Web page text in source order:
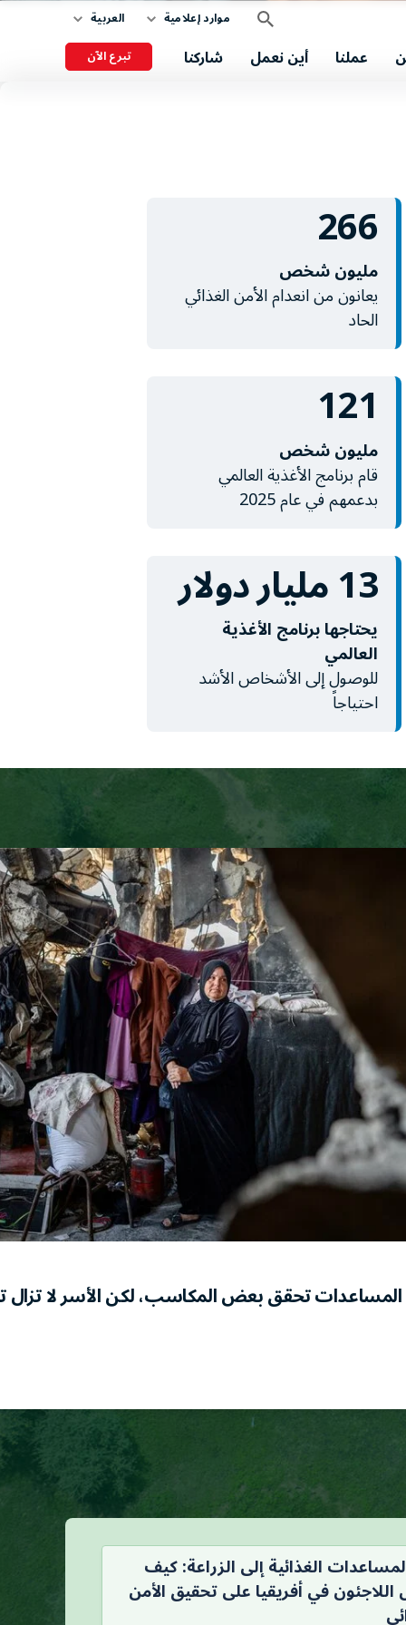
موارد إعلامية العربية
عملنا أين نعمل شاركنا تبرع الآن
266
مليون شخص
يعانون من انعدام الأمن الغذائي
الحاد
121
مليون شخص
قام برنامج الأغذية العالمي
بدعمهم في عام 2025
13 مليار دولار
يحتاجها برنامج الأغذية
العالمي
للوصول إلى الأشخاص الأشد
احتياجاً
تحقق بعض المكاسب، لكن الأسر لا تزال
الغذائية إلى الزراعة: كيف
في أفريقيا على تحقيق الأمن